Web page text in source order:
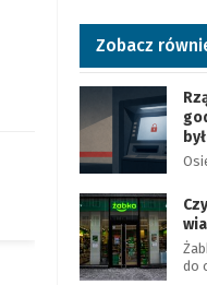
Zobacz
do